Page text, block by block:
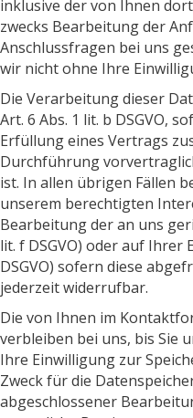
inklusive der von Ihnen
zwecks Bearbeitung der
Anschlussfragen bei uns
wir nicht ohne Ihre
Die Verarbeitung dieser
Art. 6 Abs. 1 lit. b DSGVO,
Erfüllung eines Vertrags
Durchführung
ist. In allen übrigen Fällen
unserem berechtigten
Bearbeitung der an uns
lit. f DSGVO) oder auf Ihrer
DSGVO) sofern diese
jederzeit widerrufbar.
Die von Ihnen im
verbleiben bei uns, bis Sie
Ihre Einwilligung zur
Zweck für die
abgeschlossener